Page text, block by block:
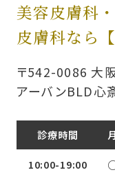
美容皮膚科
皮膚科なら
〒542-0086 大
アーバンBLD心
診療時間 月
10:00-19:00